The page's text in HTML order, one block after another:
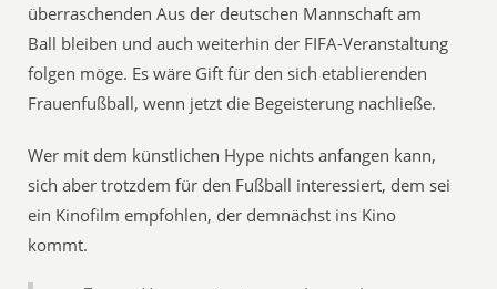
überraschenden Aus der deutschen Mannschaft am
Ball bleiben und auch weiterhin der FIFA-Veranstaltung
folgen möge. Es wäre Gift für den sich etablierenden
Frauenfußball, wenn jetzt die Begeisterung nachließe.
Wer mit dem künstlichen Hype nichts anfangen kann,
sich aber trotzdem für den Fußball interessiert, dem sei
ein Kinofilm empfohlen, der demnächst ins Kino
kommt.